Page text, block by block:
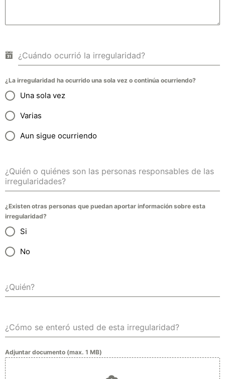
¿Cuándo ocurrió la irregularidad?
¿La irregularidad ha ocurrido una sola vez o continúa ocurriendo?
Una sola vez
Varias
Aun sigue ocurriendo
¿Quién o quiénes son las personas responsables de las
irregularidades?
¿Existen otras personas que puedan aportar información sobre esta
irregularidad?
Si
No
¿Quién?
¿Cómo se enteró usted de esta irregularidad?
Adjuntar documento (max. 1 MB)